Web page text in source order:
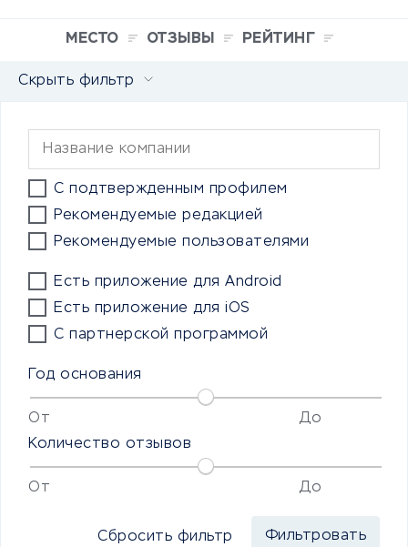
МЕСТО ОТЗЫВЫ РЕЙТИНГ
Скрыть фильтр
С подтвержденным профилем
Рекомендуемые редакцией
Рекомендуемые пользователями
Есть приложение для Android
Есть приложение для iOS
С партнерской программой
Год основания
От
До
Количество отзывов
От До
Сбросить фильтр